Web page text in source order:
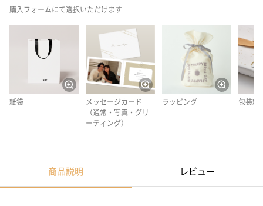
購入フォームにて選択いただけます
紙袋
メッセージカード
（通常・写真・グリ
ーティング）
ラッピング 包装紙
商品説明 レビュー